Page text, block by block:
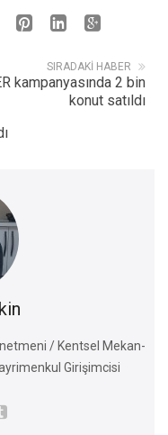
SIRADAKI HABER
kampanyasında 2 bin
konut satıldı
/ Kentsel Mekan-
Girişimcisi